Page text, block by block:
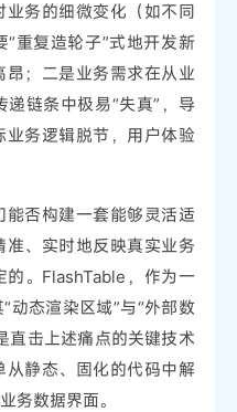
务的细微变化（如不同
重复造轮子”式地开发新
；二是业务需求在从业
链条中极易“失真”，导
务逻辑脱节，用户体验
否构建一套能够灵活适
、实时地反映真实业务
。FlashTable，作为一
动态渲染区域”与“外部数
直击上述痛点的关键技术
静态、固化的代码中解
务数据界面。